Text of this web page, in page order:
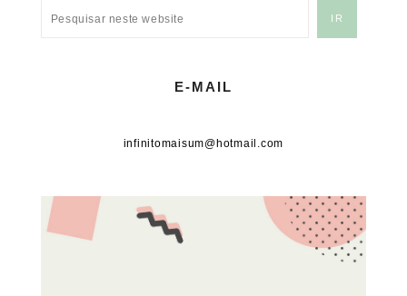
E-MAIL
infinitomaisum@hotmail.com